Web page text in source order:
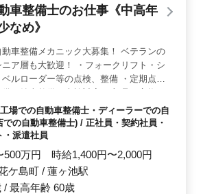
車整備士のお仕事《中高年
なめ》
動車整備メカニック大募集！ ベテランの
ニア層も大歓迎！ ・フォークリフト・シ
ベルローダー等の点検、整備 ・定期点検
備、納車整備、車検対応 ・部品の交換・
り付け・補修 ・トラブルシューティング
の整備業務全般 ・お客さんの見積もり対
・フロント業務一部あり ・カーナビ・
の設置 ・オーディオ・ナビ等の取付け
歳以上も活躍中 ＊今までの経験を活か
ください
場での自動車整備士・ディーラーでの自
の自動車整備士) / 正社員・契約社員・
・派遣社員
500万円 時給1,400円〜2,000円
ケ島町 / 蓮ヶ池駅
/ 最高年齢 60歳